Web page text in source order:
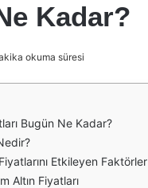
Kadar?
okuma süresi
Bugün Ne Kadar?
Etkileyen Faktörler
Altın Fiyatları